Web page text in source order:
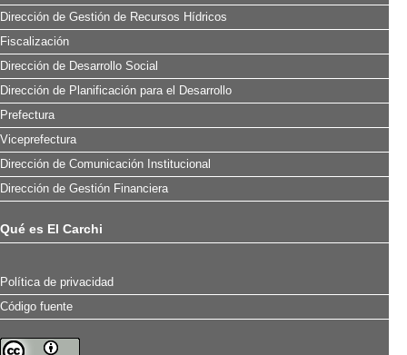
Dirección de Gestión de Recursos Hídricos
Fiscalización
Dirección de Desarrollo Social
Dirección de Planificación para el Desarrollo
Prefectura
Viceprefectura
Dirección de Comunicación Institucional
Dirección de Gestión Financiera
Qué es El Carchi
Política de privacidad
Código fuente